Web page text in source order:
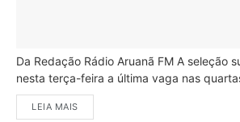
Da Redação Rádio Aruanã FM A seleção
nesta terça-feira a última vaga nas
LEIA MAIS